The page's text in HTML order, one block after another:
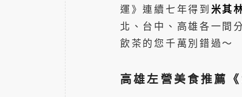
運》連續七年得到 米其
北、台中、高雄各一間
飲茶的您千萬別錯過～
高雄左營美食推薦